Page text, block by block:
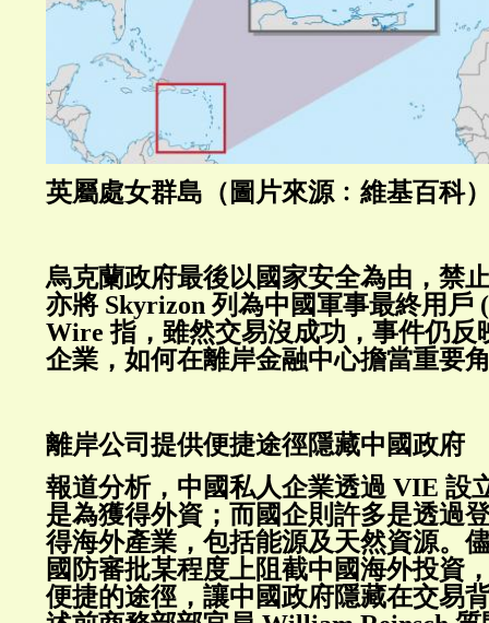
英屬處女群島（圖片來源﹕維基百科
烏克蘭政府最後以國家安全為由，禁
亦將 Skyrizon 列為中國軍事最終用戶
Wire 指，雖然交易沒成功，事件仍反
企業，如何在離岸金融中心擔當重要
離岸公司提供便捷途徑隱藏中國政府
報道分析，中國私人企業透過 VIE 設
是為獲得外資；而國企則許多是透過
得海外產業，包括能源及天然資源。
國防審批某程度上阻截中國海外投資
便捷的途徑，讓中國政府隱藏在交易